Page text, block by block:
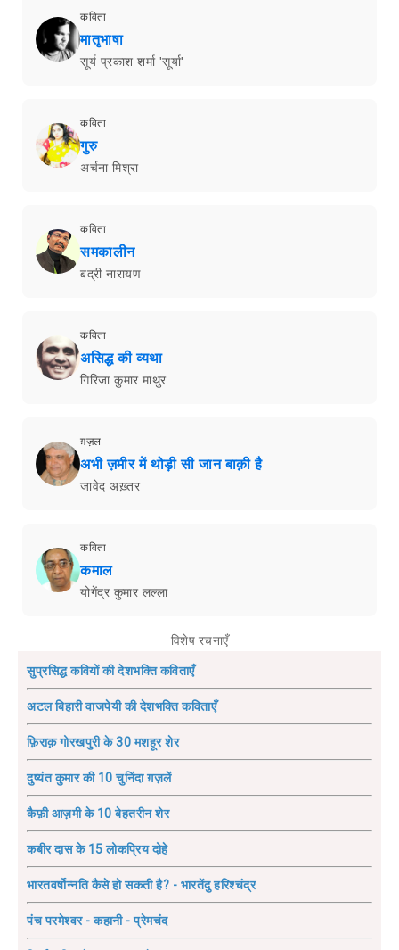
कविता
मातृभाषा
सूर्य प्रकाश शर्मा 'सूर्या'
कविता
गुरु
अर्चना मिश्रा
कविता
समकालीन
बद्री नारायण
कविता
असिद्ध की व्यथा
गिरिजा कुमार माथुर
ग़ज़ल
अभी ज़मीर में थोड़ी सी जान बाक़ी है
जावेद अख़्तर
कविता
कमाल
योगेंद्र कुमार लल्ला
विशेष रचनाएँ
सुप्रसिद्ध कवियों की देशभक्ति कविताएँ
अटल बिहारी वाजपेयी की देशभक्ति कविताएँ
फ़िराक़ गोरखपुरी के 30 मशहूर शेर
दुष्यंत कुमार की 10 चुनिंदा ग़ज़लें
कैफ़ी आज़मी के 10 बेहतरीन शेर
कबीर दास के 15 लोकप्रिय दोहे
भारतवर्षोन्नति कैसे हो सकती है? - भारतेंदु हरिश्चंद्र
पंच परमेश्वर - कहानी - प्रेमचंद